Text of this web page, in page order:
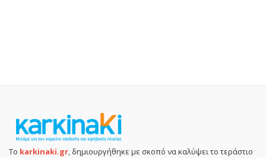
Το karkinaki.gr, δημιουργήθηκε με σκοπό να καλύψει το τεράστιο